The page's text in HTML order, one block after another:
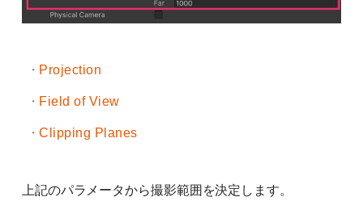
Projection
Field of View
Clipping Planes
上記のパラメータから撮影範囲を決定します。